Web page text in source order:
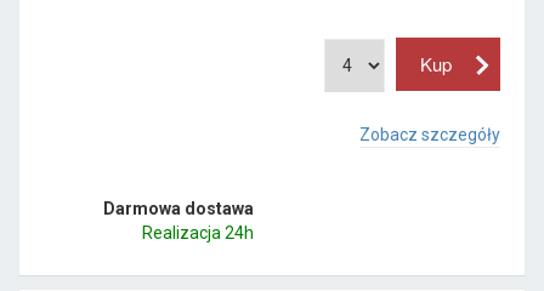
Zobacz szczegóły
Darmowa dostawa
Realizacja 24h